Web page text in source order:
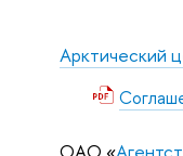
Арктический